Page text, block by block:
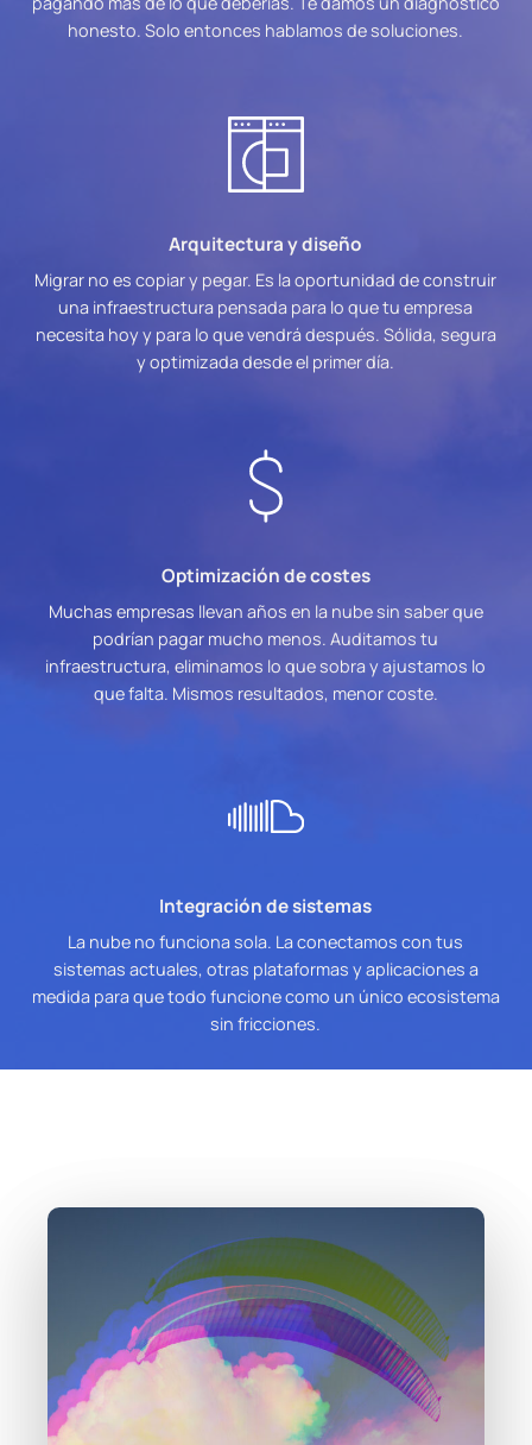
honesto. Solo entonces hablamos de soluciones.
Arquitectura y diseño
Migrar no es copiar y pegar. Es la oportunidad de construir
una infraestructura pensada para lo que tu empresa
necesita hoy y para lo que vendrá después. Sólida, segura
y optimizada desde el primer día.
Optimización de costes
Muchas empresas llevan años en la nube sin saber que
podrían pagar mucho menos. Auditamos tu
infraestructura, eliminamos lo que sobra y ajustamos lo
que falta. Mismos resultados, menor coste.
Integración de sistemas
La nube no funciona sola. La conectamos con tus
sistemas actuales, otras plataformas y aplicaciones a
medida para que todo funcione como un único ecosistema
sin fricciones.